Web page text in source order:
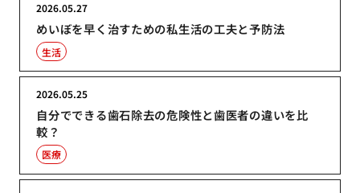
めいぼを早く治すための私生活の工夫と予防法
2026.05.27
生活
自分でできる歯石除去の危険性と歯医者の違いを比
較？
2026.05.25
医療